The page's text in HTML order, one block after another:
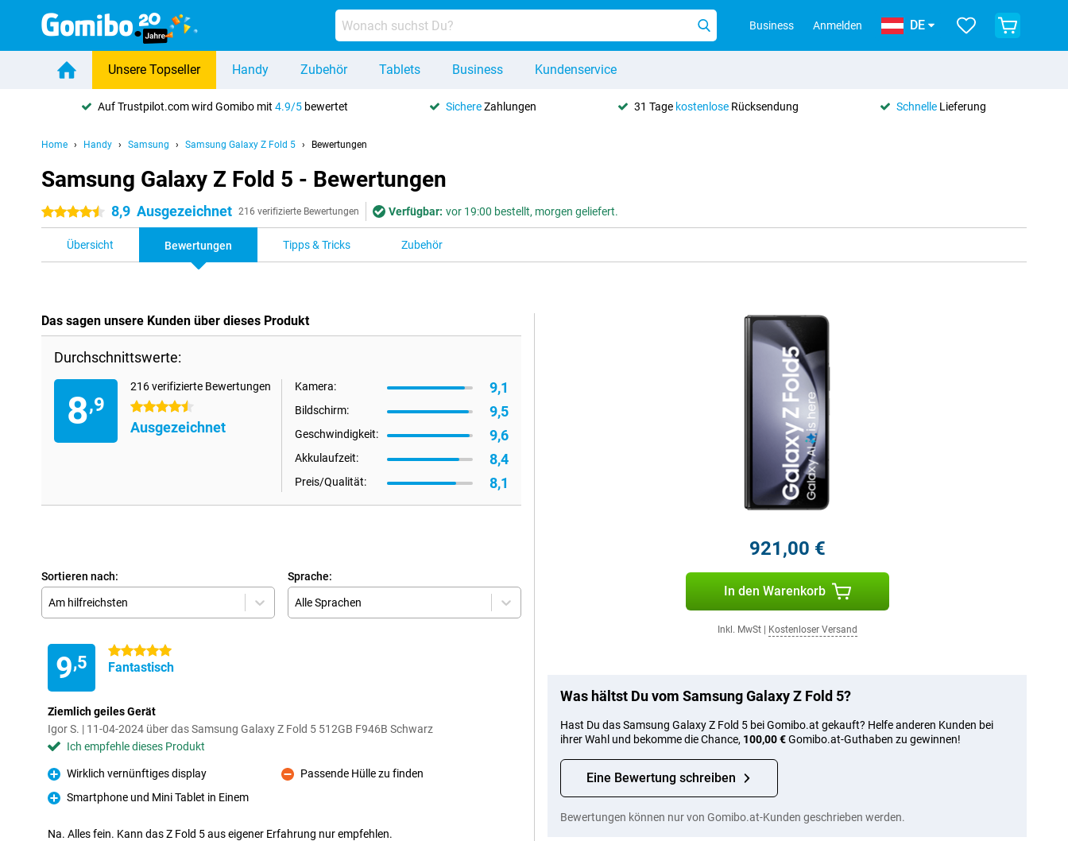
Business Anmelden DE
Unsere Topseller Handy Zubehör Tablets Business Kundenservice
Auf Trustpilot.com wird Gomibo mit4.9/5 bewertet SichereZahlungen 31 Tage kostenloseRücksendung SchnelleLieferung
Home Handy Samsung Samsung Galaxy Z Fold 5 Bewertungen
Samsung Galaxy Z Fold 5 - Bewertungen
4.5 Sterne 8,9 Ausgezeichnet 216 verifizierte Bewertungen Verfügbar: vor 19:00 bestellt, morgen geliefert.
Übersicht Bewertungen Tipps & Tricks Zubehör
Das sagen unsere Kunden über dieses Produkt
Durchschnittswerte:
8,9
216 verifizierte Bewertungen
4.5 Sterne
Ausgezeichnet
Kamera: 9,1
Bildschirm: 9,5
Geschwindigkeit: 9,6
Akkulaufzeit: 8,4
Preis/Qualität: 8,1
Sortieren nach:
Am hilfreichsten
Sprache:
Alle Sprachen
9,5
5 Sterne
Fantastisch
Ziemlich geiles Gerät
Igor S. | 11-04-2024 über das Samsung Galaxy Z Fold 5 512GB F946B Schwarz
Ich empfehle dieses Produkt
Pro
Wirklich vernünftiges display
Pro
Smartphone und Mini Tablet in Einem
Kontra
Passende Hülle zu finden
Na. Alles fein. Kann das Z Fold 5 aus eigener Erfahrung nur empfehlen.
921,00 €
In den Warenkorb
Inkl. MwSt| Kostenloser Versand
Was hältst Du vom Samsung Galaxy Z Fold 5?
Hast Du das Samsung Galaxy Z Fold 5 bei Gomibo.at gekauft? Helfe anderen Kunden bei
ihrer Wahl und bekomme die Chance, 100,00 €Gomibo.at-Guthaben zu gewinnen!
Eine Bewertung schreiben
Bewertungen können nur von Gomibo.at-Kunden geschrieben werden.